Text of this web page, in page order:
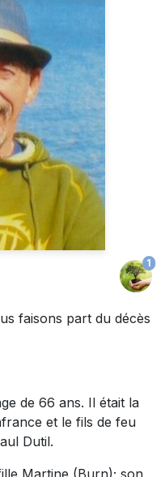
1
faisons part du décès
de 66 ans. Il était la
et le fils de feu
Dutil.